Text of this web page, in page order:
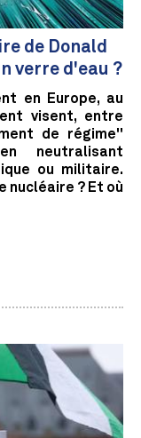
de Donald
verre d'eau ?
en Europe, au
visent, entre
de régime"
neutralisant
ou militaire.
nucléaire ? Et où